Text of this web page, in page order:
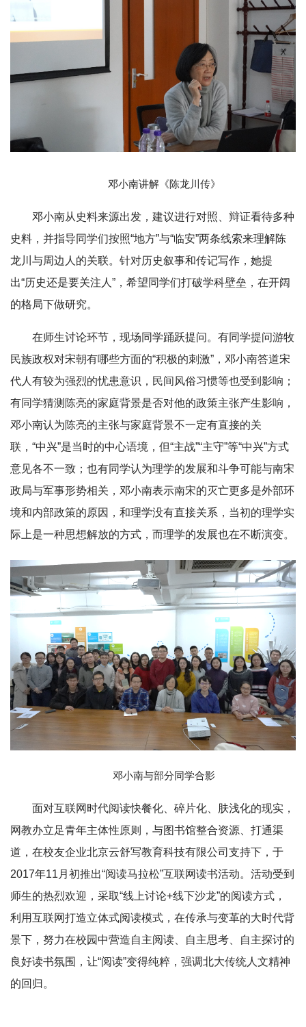
邓小南讲解《陈龙川传》
邓小南从史料来源出发，建议进行对照、辩证看待多种
史料，并指导同学们按照“地方”与“临安”两条线索来理解陈
龙川与周边人的关联。针对历史叙事和传记写作，她提
出“历史还是要关注人”，希望同学们打破学科壁垒，在开阔
的格局下做研究。
在师生讨论环节，现场同学踊跃提问。有同学提问游牧
民族政权对宋朝有哪些方面的“积极的刺激”，邓小南答道宋
代人有较为强烈的忧患意识，民间风俗习惯等也受到影响；
有同学猜测陈亮的家庭背景是否对他的政策主张产生影响，
邓小南认为陈亮的主张与家庭背景不一定有直接的关
联，“中兴”是当时的中心语境，但“主战”“主守”等“中兴”方式
意见各不一致；也有同学认为理学的发展和斗争可能与南宋
政局与军事形势相关，邓小南表示南宋的灭亡更多是外部环
境和内部政策的原因，和理学没有直接关系，当初的理学实
际上是一种思想解放的方式，而理学的发展也在不断演变。
邓小南与部分同学合影
面对互联网时代阅读快餐化、碎片化、肤浅化的现实，
网教办立足青年主体性原则，与图书馆整合资源、打通渠
道，在校友企业北京云舒写教育科技有限公司支持下，于
2017年11月初推出“阅读马拉松”互联网读书活动。活动受到
师生的热烈欢迎，采取“线上讨论+线下沙龙”的阅读方式，
利用互联网打造立体式阅读模式，在传承与变革的大时代背
景下，努力在校园中营造自主阅读、自主思考、自主探讨的
良好读书氛围，让“阅读”变得纯粹，强调北大传统人文精神
的回归。